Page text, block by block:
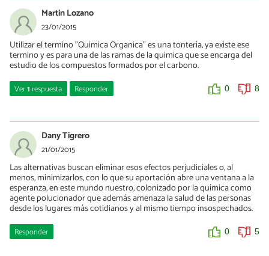
27/06/2016
Hola Judith, quédate entonces con el concepto de química
sustentable. Un saludo y gracias por comentar : )
0
Martin Lozano
23/01/2015
Utilizar el termino "Quimica Organica" es una tontería, ya existe ese
termino y es para una de las ramas de la quimica que se encarga del
estudio de los compuestos formados por el carbono.
Ver1respuesta Responder 0 8
23/01/2015
Hola Martin,
Buena apreciación, gracias por comentar.
0
Dany Tigrero
21/01/2015
Las alternativas buscan eliminar esos efectos perjudiciales o, al
menos, minimizarlos, con lo que su aportación abre una ventana a la
esperanza, en este mundo nuestro, colonizado por la química como
agente polucionador que además amenaza la salud de las personas
desde los lugares más cotidianos y al mismo tiempo insospechados.
Responder 0 5